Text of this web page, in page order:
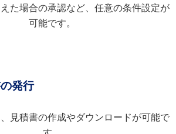
た場合の承認など、任意の条件設定が
可能です。
発行
見積書の作成やダウンロードが可能で